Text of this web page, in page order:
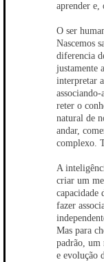
aprender e,
O ser
Nascemos
diferencia
justamente
interpretar
reter o
natural de
andar,
complexo.
A
criar um
capacidade
fazer
Mas para
padrão, um
e evolução